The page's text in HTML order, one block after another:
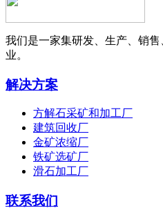
我们是一家集研发、生产、销
业。
解决方案
方解石采矿和加工厂
建筑回收厂
金矿浓缩厂
铁矿选矿厂
滑石加工厂
联系我们